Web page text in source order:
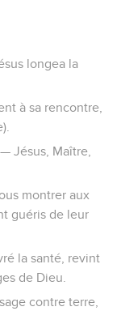
longea la
à sa rencontre,
Jésus, Maître,
montrer aux
guéris de leur
la santé, revint
de Dieu.
contre terre,